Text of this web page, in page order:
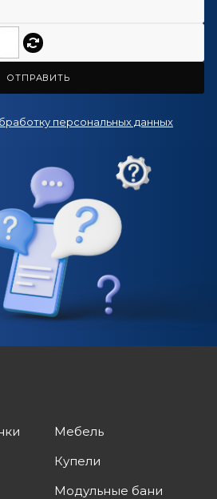
ОТПРАВИТЬ
персональных данных
Мебель
Купели
Модульные бани